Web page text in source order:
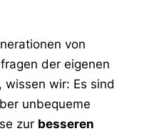
von
der eigenen
wir: Es sind
unbequeme
zur besseren